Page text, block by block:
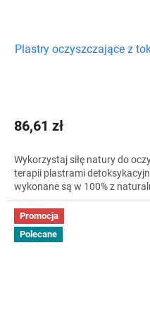
Plastry oczyszczające z
86,61 zł
Wykorzystaj siłę natury do
terapii plastrami
wykonane są w 100% z
Promocja
Polecane